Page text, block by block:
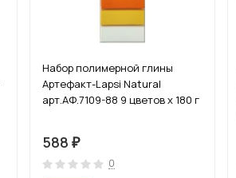
Набор полимерной глины
Артефакт-Lapsi Natural
арт.АФ.7109-88 9 цветов х 180 г
588 ₽
0